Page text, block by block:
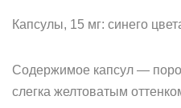
Капсулы, 15 мг: синего
Содержимое капсул —
слегка желтоватым